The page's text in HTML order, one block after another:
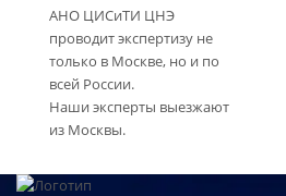
АНО ЦИСиТИ ЦНЭ
проводит экспертизу не
только в Москве, но и по
всей России.
Наши эксперты выезжают
из Москвы.